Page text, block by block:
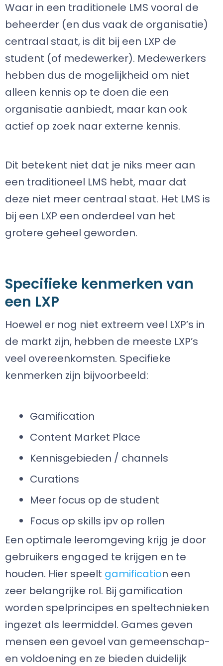
Waar in een traditionele LMS vooral de
beheerder (en dus vaak de organisatie)
centraal staat, is dit bij een LXP de
student (of medewerker). Medewerkers
hebben dus de mogelijkheid om niet
alleen kennis op te doen die een
organisatie aanbiedt, maar kan ook
actief op zoek naar externe kennis.
Dit betekent niet dat je niks meer aan
een traditioneel LMS hebt, maar dat
deze niet meer centraal staat. Het LMS is
bij een LXP een onderdeel van het
grotere geheel geworden.
Specifieke kenmerken van
een LXP
Hoewel er nog niet extreem veel LXP’s in
de markt zijn, hebben de meeste LXP’s
veel overeenkomsten. Specifieke
kenmerken zijn bijvoorbeeld:
Gamification
Content Market Place
Kennisgebieden / channels
Curations
Meer focus op de student
Focus op skills ipv op rollen
Een optimale leeromgeving krijg je door
gebruikers engaged te krijgen en te
houden. Hier speelt gamification een
zeer belangrijke rol. Bij gamification
worden spelprincipes en speltechnieken
ingezet als leermiddel. Games geven
mensen een gevoel van gemeenschap-
en voldoening en ze bieden duidelijk